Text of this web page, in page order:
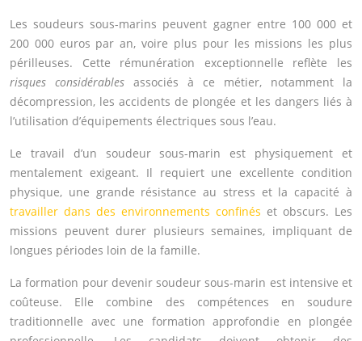
Les soudeurs sous-marins peuvent gagner entre 100 000 et
200 000 euros par an, voire plus pour les missions les plus
périlleuses. Cette rémunération exceptionnelle reflète les
risques considérables associés à ce métier, notamment la
décompression, les accidents de plongée et les dangers liés à
l’utilisation d’équipements électriques sous l’eau.
Le travail d’un soudeur sous-marin est physiquement et
mentalement exigeant. Il requiert une excellente condition
physique, une grande résistance au stress et la capacité à
travailler dans des environnements confinés et obscurs. Les
missions peuvent durer plusieurs semaines, impliquant de
longues périodes loin de la famille.
La formation pour devenir soudeur sous-marin est intensive et
coûteuse. Elle combine des compétences en soudure
traditionnelle avec une formation approfondie en plongée